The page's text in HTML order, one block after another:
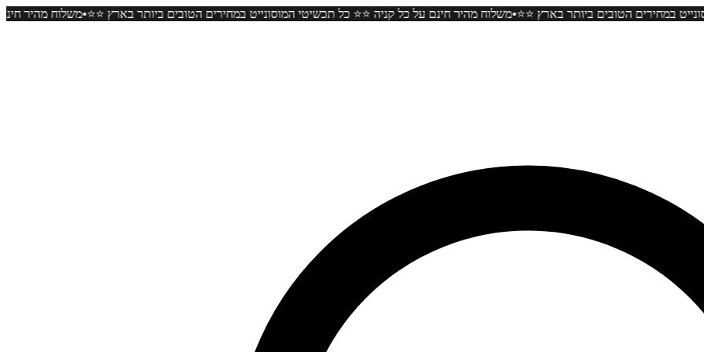
•משלוח מהיר חינם על כל קניה ⭐️⭐️ כל תכשיטי המוסונייט במחירים הטובים ביותר בארץ ⭐️⭐️•תכשיטי המוסונייט במחירים הטובים ביותר בארץ ⭐️⭐️